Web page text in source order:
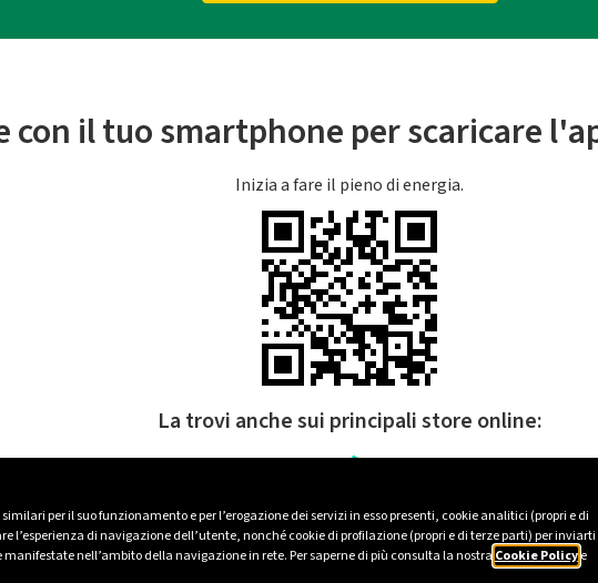
per il suo funzionamento e per l’erogazione dei servizi in esso presenti, cookie analitici (propri e di
l’esperienza di navigazione dell’utente, nonché cookie di profilazione (propri e di terze parti) per inviarti
nell’ambito della navigazione in rete. Per saperne di più consulta la nostra Cookie Policye
con il tuo smartphone per scaricare
Inizia a fare il pieno di energia.
La trovi anche sui principali store online: